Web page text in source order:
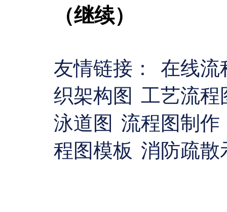
（继续）
友情链接：
在线
织架构图 工艺流
泳道图 流程图制作
程图模板 消防疏散